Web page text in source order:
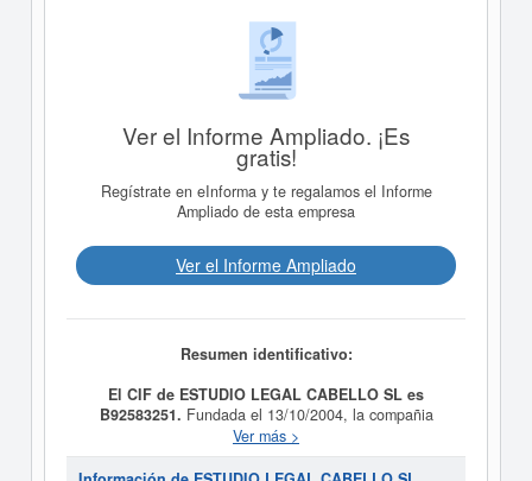
Ver el Informe Ampliado. ¡Es
gratis!
Regístrate en eInforma y te regalamos el Informe
Ampliado de esta empresa
Ver el Informe Ampliado
Resumen identificativo:
El CIF de ESTUDIO LEGAL CABELLO SL es
B92583251. Fundada el 13/10/2004, la compañia
ESTUDIO LEGAL CABELLO SL
LA PRESTACION DE SERIVICIOS DE
ASESORAMIENTO JURIDICO, TRIBUTARIO,
Ver más >